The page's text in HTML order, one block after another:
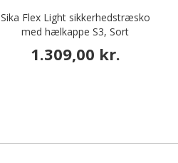
Sika Flex Light sikkerhedstræsko
med hælkappe S3, Sort
1.309,00 kr.